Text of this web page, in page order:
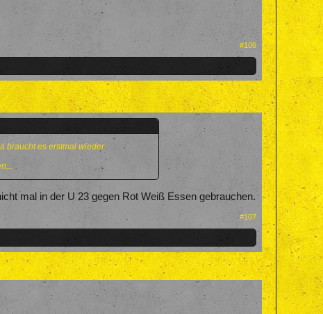
#106
braucht es erstmal wieder
mal in der U 23 gegen Rot Weiß Essen gebrauchen.
#107